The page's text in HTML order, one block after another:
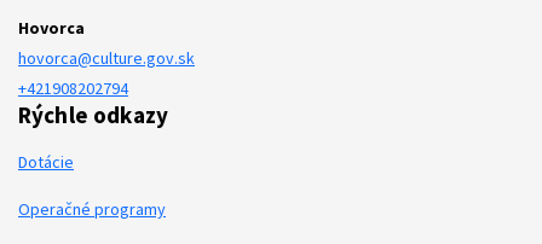
Hovorca
hovorca@culture.gov.sk
+421908202794
Rýchle odkazy
Dotácie
Operačné programy